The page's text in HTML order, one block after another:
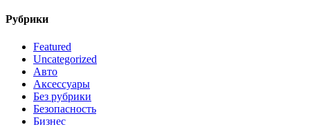
Рубрики
Featured
Uncategorized
Авто
Аксессуары
Без рубрики
Безопасность
Бизнес